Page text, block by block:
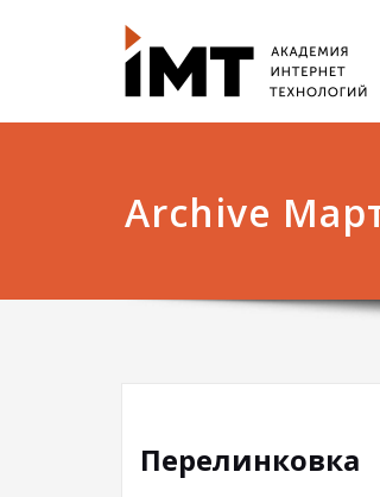
Archive
Перелинковка